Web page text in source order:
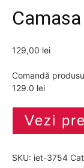
129,00 lei
Comandă
129.0 lei
Vezi
SKU: iet-3754